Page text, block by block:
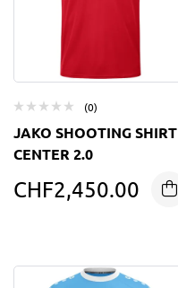
(0)
JAKO SHOOTING SHIRT
CENTER 2.0
CHF2,450.00